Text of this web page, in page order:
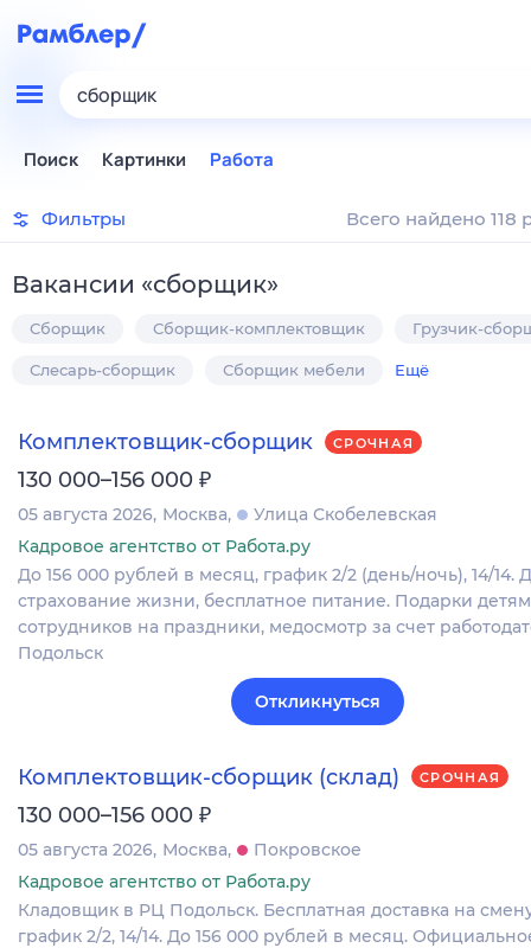
сборщик
Поиск Картинки Работа
Фильтры Всего найдено 118
Вакансии «сборщик»
Сборщик Сборщик-комплектовщик Грузчик-
Слесарь-сборщик Сборщик мебели Ещё
Комплектовщик-сборщик СРОЧНАЯ
130 000–156 000 ₽
05 августа 2026 Москва
Улица Скобелевская
Кадровое агентство от Работа.ру
До 156 000 рублей в месяц, график 2/2 (день/ночь), 14/14.
страхование жизни, бесплатное питание. Подарки детям
сотрудников на праздники, медосмотр за счет
Подольск
Откликнуться
Комплектовщик-сборщик (склад) СРОЧНАЯ
130 000–156 000 ₽
05 августа 2026 Москва
Покровское
Кадровое агентство от Работа.ру
Кладовщик в РЦ Подольск. Бесплатная доставка на
график 2/2, 14/14. До 156 000 рублей в месяц.